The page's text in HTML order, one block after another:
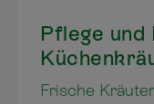
Pflege und
Frische